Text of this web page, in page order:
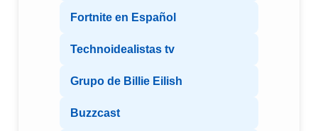
Fortnite en Español
Technoidealistas tv
Grupo de Billie Eilish
Buzzcast